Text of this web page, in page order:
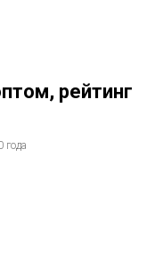
рейтинг
года